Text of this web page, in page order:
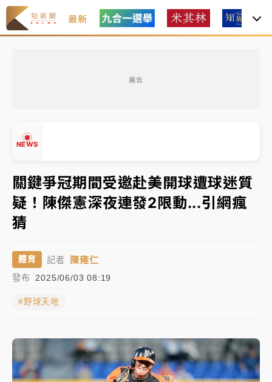
最新
廣告
NEWS
處置制度大變革！ 證交所今起縮短股票「關禁閉」天
數與撮合時間
才續任就飛美國大學面試 清大校長高為元致歉：機會
到來時引起我的好奇
白海豚颱風解除海警 西南風來了！4縣市大雨特報、各
地午後雷雨
分析｜
標？ 鴻海本週法說法人關注的四大重點
盟 兩大愛徒向他致
獨家｜ 和欣客運總裁逝世！少東涉洗錢遭收押 戴手銬
▼
關鍵爭冠期間受邀赴美開球遭球迷質
疑！陳傑憲深夜連發2限動...引網瘋
猜
體育 記者 陳雍仁
發布 2025/06/03 08:19
#野球天地